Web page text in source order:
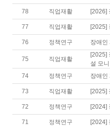
78 직업재활 [2026]
77 직업재활 [2025]
76 정책연구 장애인
75 직업재활
[2025]
설 모
74
정책연구 장애인
73 직업재활 [2025]
72 정책연구 [2024]
71 정책연구 [2024]